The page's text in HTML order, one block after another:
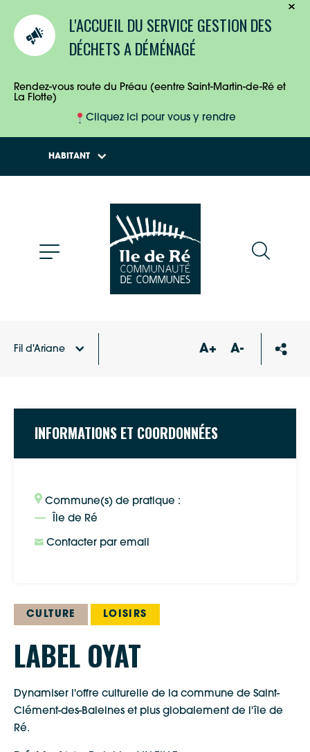
L'ACCUEIL DU SERVICE GESTION DES
DÉCHETS A DÉMÉNAGÉ
Rendez-vous route du Préau (eentre Saint-Martin-de-Ré et
La Flotte)
Cliquez ici pour vous y rendre
HABITANT
ENTREPRISES
Fil d'Ariane A+ A-
INFORMATIONS ET COORDONNÉES
Commune(s) de pratique :
Île de Ré
Contacter par email
CULTURE LOISIRS
LABEL OYAT
Dynamiser l'offre culturelle de la commune de Saint-
Clément-des-Baleines et plus globalement de l'île de
Ré.